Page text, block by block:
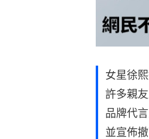
女星徐
許多親
品牌代
並宣佈